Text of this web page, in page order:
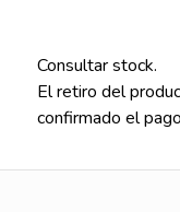
Consultar stock.
El retiro del
confirmado el